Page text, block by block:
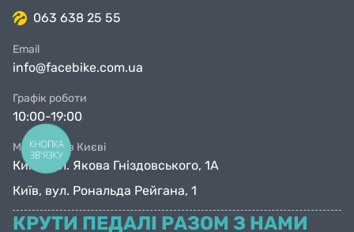
063 638 25 55
Email
info@facebike.com.ua
Графік роботи
10:00-19:00
Магазини в Києві
Київ, вул. Якова Гніздовського, 1А
Київ, вул. Рональда Рейгана, 1
КРУТИ ПЕДАЛІ РАЗОМ З НАМИ
КНОПКА
ЗВ'ЯЗКУ